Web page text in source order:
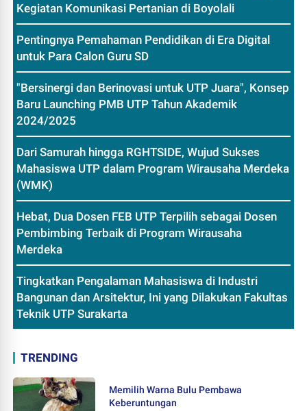
Kegiatan Komunikasi Pertanian di Boyolali
Pentingnya Pemahaman Pendidikan di Era Digital
untuk Para Calon Guru SD
"Bersinergi dan Berinovasi untuk UTP Juara", Konsep
Baru Launching PMB UTP Tahun Akademik
2024/2025
Dari Samurah hingga RGHTSIDE, Wujud Sukses
Mahasiswa UTP dalam Program Wirausaha Merdeka
(WMK)
Hebat, Dua Dosen FEB UTP Terpilih sebagai Dosen
Pembimbing Terbaik di Program Wirausaha
Merdeka
Tingkatkan Pengalaman Mahasiswa di Industri
Bangunan dan Arsitektur, Ini yang Dilakukan Fakultas
Teknik UTP Surakarta
TRENDING
Memilih Warna Bulu Pembawa
Keberuntungan